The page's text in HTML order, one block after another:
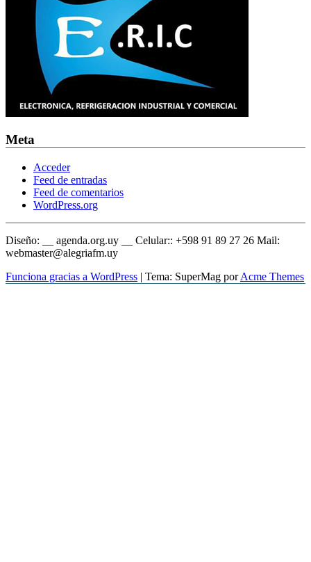
Meta
Acceder
Feed de entradas
Feed de comentarios
WordPress.org
Diseño: __ agenda.org.uy __ Celular:: +598 91 89 27 26 Mail:
webmaster@alegriafm.uy
Funciona gracias a WordPress | Tema: SuperMag porAcme Themes